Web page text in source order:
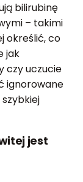
bilirubinę
– takimi
określić, co
jak
czy uczucie
ignorowane
jest